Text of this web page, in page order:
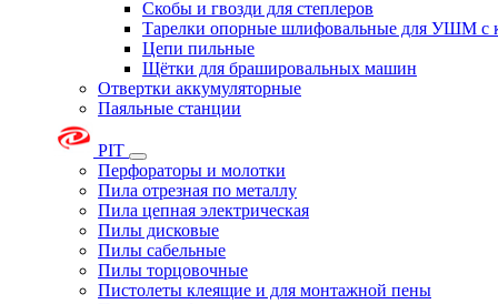
Скобы и гвозди для степлеров
Тарелки опорные шлифовальные для УШМ с
Цепи пильные
Щётки для брашировальных машин
Отвертки аккумуляторные
Паяльные станции
PIT
Перфораторы и молотки
Пила отрезная по металлу
Пила цепная электрическая
Пилы дисковые
Пилы сабельные
Пилы торцовочные
Пистолеты клеящие и для монтажной пены